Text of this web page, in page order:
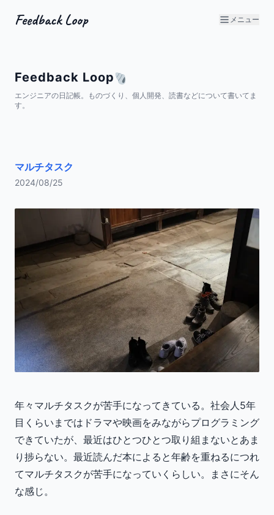
Feedback Loop メニュー
Feedback Loop
エンジニアの日記帳。ものづくり、個人開発、読書などについて書いてま
す。
マルチタスク
2024/08/25
年々マルチタスクが苦手になってきている。社会人5年
目くらいまではドラマや映画をみながらプログラミング
できていたが、最近はひとつひとつ取り組まないとあま
り捗らない。最近読んだ本によると年齢を重ねるにつれ
てマルチタスクが苦手になっていくらしい。まさにそん
な感じ。